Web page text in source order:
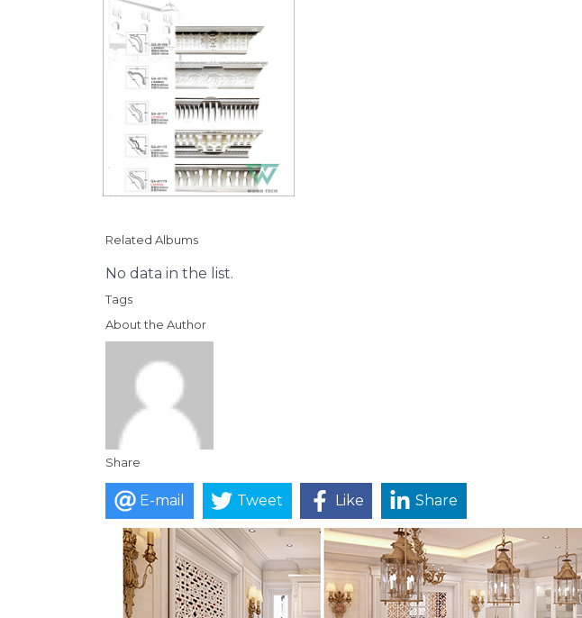
Related Albums
No data in the list.
Tags
About the Author
Share
E-mail Tweet Like Share